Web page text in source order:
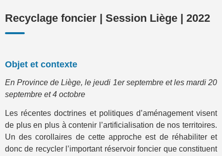
Recyclage foncier | Session Liège | 2022
Objet et contexte
En Province de Liège, le jeudi 1er septembre et les mardi 20
septembre et 4 octobre
Les récentes doctrines et politiques d’aménagement visent
de plus en plus à contenir l’artificialisation de nos territoires.
Un des corollaires de cette approche est de réhabiliter et
donc de recycler l’important réservoir foncier que constituent